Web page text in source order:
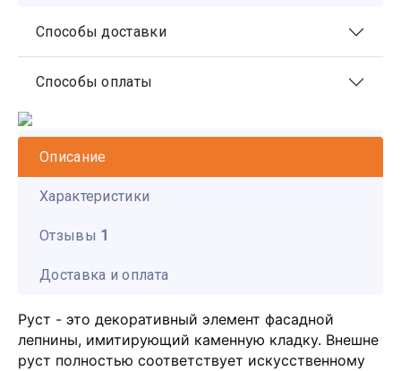
Способы доставки
Способы оплаты
Описание
Характеристики
Отзывы 1
Доставка и оплата
Руст - это декоративный элемент фасадной
лепнины, имитирующий каменную кладку. Внешне
руст полностью соответствует искусственному